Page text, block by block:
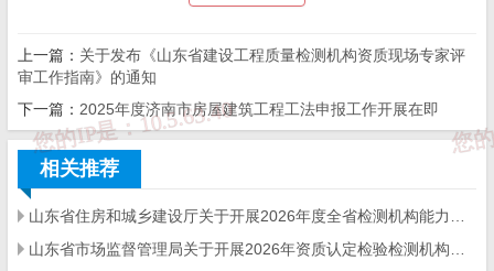
济南市住房和
城乡建设局
上一篇： 关于发布《山东省建设工程质量检测机构资质现场专家评
审工作指南》的通知
下一篇： 2025年度济南市房屋建筑工程工法申报工作开展在即
相关推荐